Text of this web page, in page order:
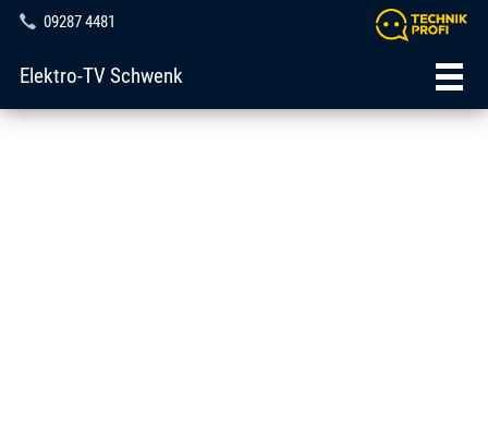
09287 4481
Elektro-TV Schwenk